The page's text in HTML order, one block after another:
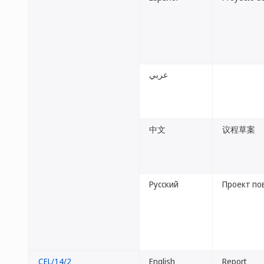
عربي
中文 议程草案
Русский Проект
CEL/14/2 English Report